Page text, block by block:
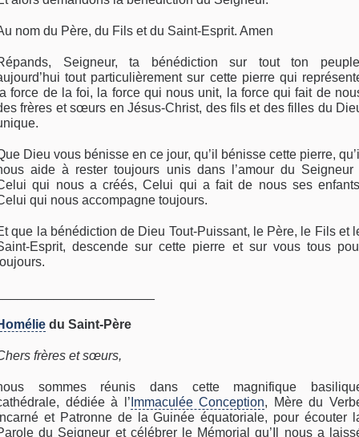
nom du Père, du Fils et du Saint-Esprit. Amen
Seigneur, ta bénédiction sur tout ton
tout particulièrement sur cette pierre qui
force de la foi, la force qui nous unit, la force qui fait de
frères et sœurs en Jésus-Christ, des fils et des filles du
Dieu vous bénisse en ce jour, qu’il bénisse cette pierre,
aide à rester toujours unis dans l’amour du Seigneur
qui nous a créés, Celui qui a fait de nous ses
qui nous accompagne toujours.
que la bénédiction de Dieu Tout-Puissant, le Père, le Fils et
Esprit, descende sur cette pierre et sur vous tous
du Saint-Père
frères et sœurs,
sommes réunis dans cette magnifique
dédiée à l’ Immaculée Conception, Mère du
et Patronne de la Guinée équatoriale, pour écouter
du Seigneur et célébrer le Mémorial qu’Il nous a